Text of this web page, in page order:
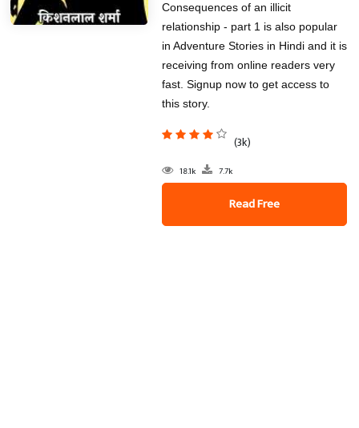
Consequences of an illicit
relationship - part 1 is also popular
in Adventure Stories in Hindi and it is
receiving from online readers very
fast. Signup now to get access to
this story.
(3k)
18.1k 7.7k
Read Free